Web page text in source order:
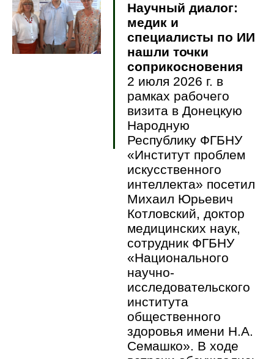
Научный диалог:
медик и
специалисты по ИИ
нашли точки
соприкосновения
2 июля 2026 г. в
рамках рабочего
визита в Донецкую
Народную
Республику ФГБНУ
«Институт проблем
искусственного
интеллекта» посетил
Михаил Юрьевич
Котловский, доктор
медицинских наук,
сотрудник ФГБНУ
«Национального
научно-
исследовательского
института
общественного
здоровья имени Н.А.
Семашко». В ходе